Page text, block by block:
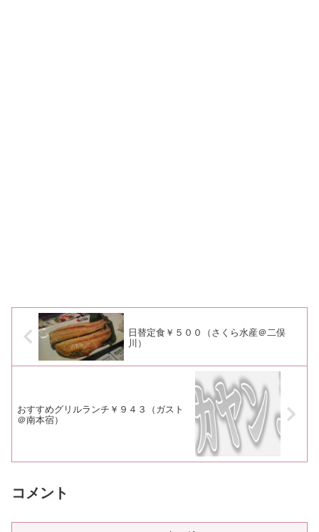
日替定食￥５００（さくら水産＠二俣
川）
おすすめグリルランチ￥９４３（ガスト
＠南本宿）
コメント